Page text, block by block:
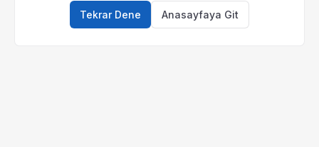
Tekrar Dene Anasayfaya Git